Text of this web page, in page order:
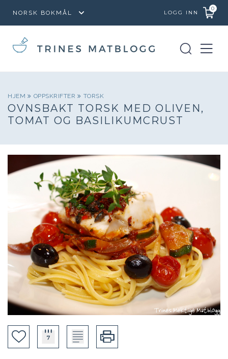
LOGG INN
0
HJEM OPPSKRIFTER TORSK
OVNSBAKT TORSK MED OLIVEN,
TOMAT OG BASILIKUMCRUST